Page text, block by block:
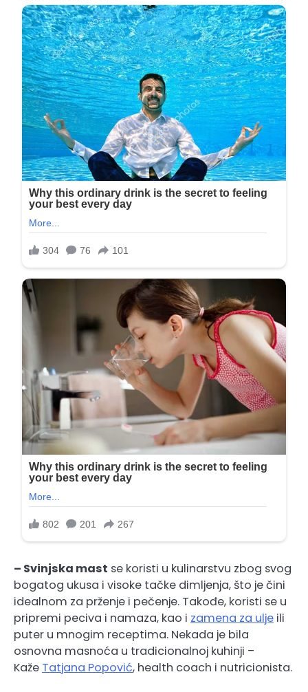
– Svinjska mast se koristi u kulinarstvu zbog svog
bogatog ukusa i visoke tačke dimljenja, što je čini
idealnom za prženje i pečenje. Takođe, koristi se u
pripremi peciva i namaza, kao i zamena za ulje ili
puter u mnogim receptima. Nekada je bila
osnovna masnoća u tradicionalnoj kuhinji –
Kaže Tatjana Popović, health coach i nutricionista.